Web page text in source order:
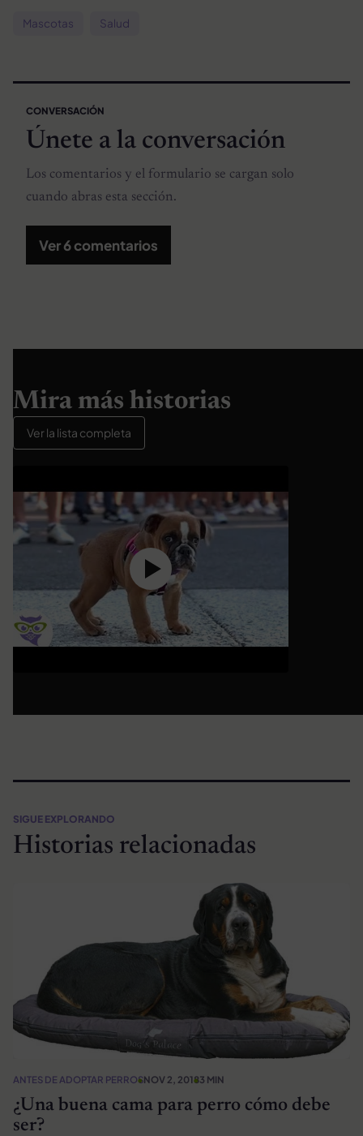
Mascotas Salud
CONVERSACIÓN
Únete a la conversación
Los comentarios y el formulario se cargan solo
cuando abras esta sección.
Ver 6 comentarios
Mira más historias
Ver la lista completa
SIGUE EXPLORANDO
Historias relacionadas
ANTES DE ADOPTAR PERROSNOV 2, 20183 MIN
¿Una buena cama para perro cómo debe
ser?